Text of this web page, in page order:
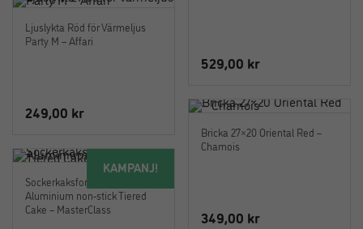
529,00 kr
Ljuslykta Röd för Värmeljus
Party M – Affari
249,00 kr
Bricka 27×20 Oriental Red –
Chamois
349,00 kr
KAMPANJ!
Sockerkaksform Gjuten
Aluminium non-stick Tiered
Cake – MasterClass